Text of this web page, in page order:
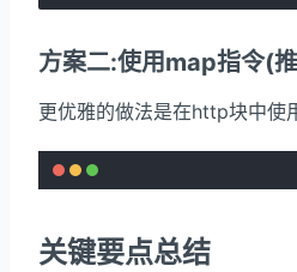
方案二:使用map指令(
更优雅的做法是在http块中使
关键要点总结